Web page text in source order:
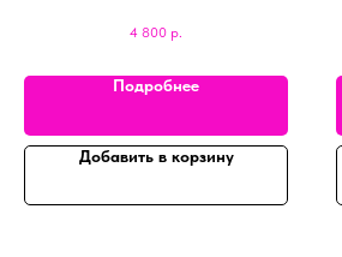
4 800 р.
Подробнее
Добавить в корзину